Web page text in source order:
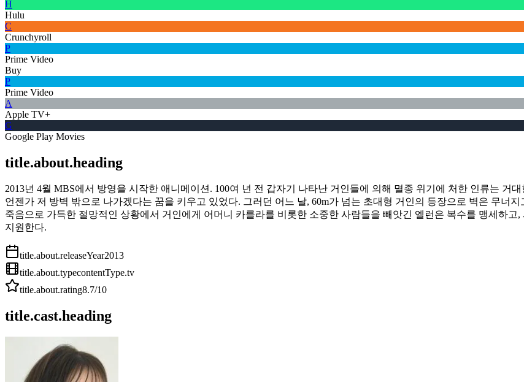
H
Hulu
C
Crunchyroll
P
Prime Video
Buy
P
Prime Video
A
Apple TV+
G
Google Play Movies
title.about.heading
2013년 4월 MBS에서 방영을 시작한 애니메이션. 100여 년 전 갑자기 나타난 거인들에 의해 멸종 위기에 처한 인류는 거
언젠가 저 방벽 밖으로 나가겠다는 꿈을 키우고 있었다. 그러던 어느 날, 60m가 넘는 초대형 거인의 등장으로 벽은 무너
죽음으로 가득한 절망적인 상황에서 거인에게 어머니 카를라를 비롯한 소중한 사람들을 빼앗긴 엘런은 복수를 맹세하
지원한다.
title.about.releaseYear2013
title.about.typecontentType.tv
title.about.rating8.7/10
title.cast.heading